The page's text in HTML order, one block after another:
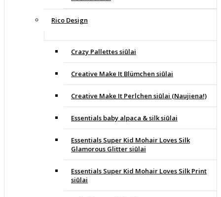
Rico Design
Crazy Pallettes siūlai
Creative Make It Blümchen siūlai
Creative Make It Perlchen siūlai (Naujiena!)
Essentials baby alpaca & silk siūlai
Essentials Super Kid Mohair Loves Silk
Glamorous Glitter siūlai
Essentials Super Kid Mohair Loves Silk Print
siūlai